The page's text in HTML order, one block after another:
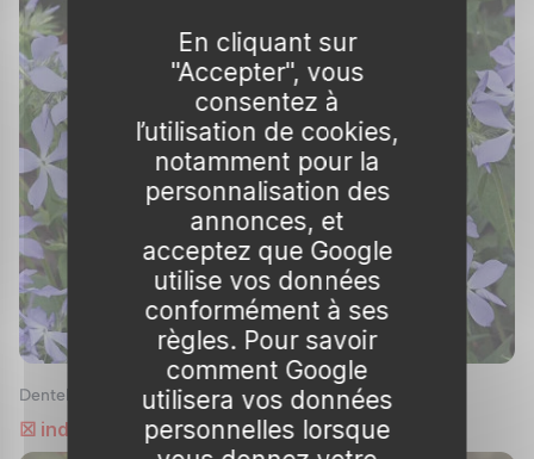
Veillez à laisser sécher le sol entre deux
arrosages pour éviter l’excès d’humidité, qui
pourrait entraîner la pourriture des racines.
Protection Hivernale
Le Plumbago est sensible au gel. Dans les
régions où les températures descendent
régulièrement sous 0°C, il est conseillé de le
cultiver en pot pour pouvoir le rentrer en
hiver. En pleine terre, un paillage au pied de la
plante ou un voile d’hivernage peut aider à la
protéger des basses températures.
Entretien du Plumbago
Dentelaire du Cap bleu
☒ indisponible
En cliquant sur
"Accepter", vous
consentez à
l’utilisation de cookies,
notamment pour la
personnalisation des
annonces, et
acceptez que Google
utilise vos données
conformément à ses
règles. Pour savoir
comment Google
utilisera vos données
personnelles lorsque